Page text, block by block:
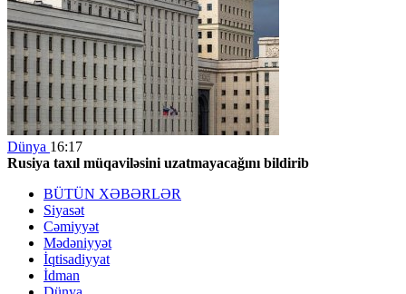
Dünya 16:17
Rusiya taxıl müqaviləsini uzatmayacağını bildirib
BÜTÜN XƏBƏRLƏR
Siyasət
Cəmiyyət
Mədəniyyət
İqtisadiyyat
İdman